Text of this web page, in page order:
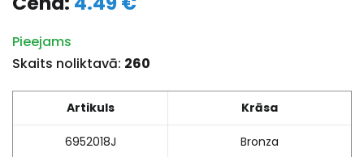
Pieejams
Skaits noliktavā: 260
Artikuls Krāsa
6952018J Bronza